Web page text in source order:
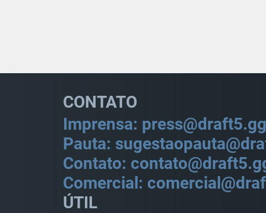
CONTATO
Imprensa: press@draft5.gg
Pauta:
Contato:
Comercial:
ÚTIL